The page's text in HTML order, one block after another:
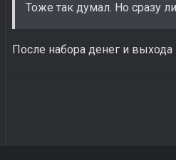
Тоже так думал. Но сразу
После набора денег и